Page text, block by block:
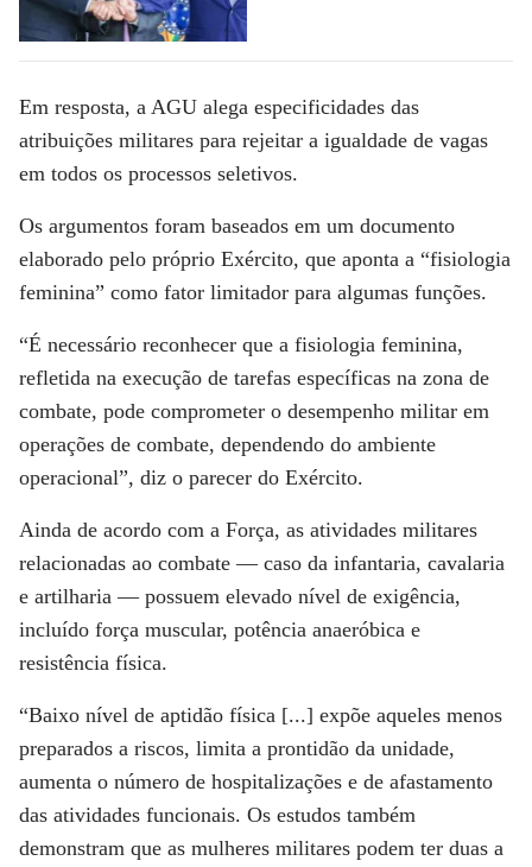
Em resposta, a AGU alega especificidades das
atribuições militares para rejeitar a igualdade de vagas
em todos os processos seletivos.
Os argumentos foram baseados em um documento
elaborado pelo próprio Exército, que aponta a “fisiologia
feminina” como fator limitador para algumas funções.
“É necessário reconhecer que a fisiologia feminina,
refletida na execução de tarefas específicas na zona de
combate, pode comprometer o desempenho militar em
operações de combate, dependendo do ambiente
operacional”, diz o parecer do Exército.
Ainda de acordo com a Força, as atividades militares
relacionadas ao combate — caso da infantaria, cavalaria
e artilharia — possuem elevado nível de exigência,
incluído força muscular, potência anaeróbica e
resistência física.
“Baixo nível de aptidão física [...] expõe aqueles menos
preparados a riscos, limita a prontidão da unidade,
aumenta o número de hospitalizações e de afastamento
das atividades funcionais. Os estudos também
demonstram que as mulheres militares podem ter duas a